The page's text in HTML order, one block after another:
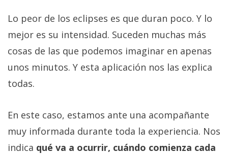
Lo peor de los eclipses es que duran poco. Y lo
mejor es su intensidad. Suceden muchas más
cosas de las que podemos imaginar en apenas
unos minutos. Y esta aplicación nos las explica
todas.
En este caso, estamos ante una acompañante
muy informada durante toda la experiencia. Nos
indica qué va a ocurrir, cuándo comienza cada